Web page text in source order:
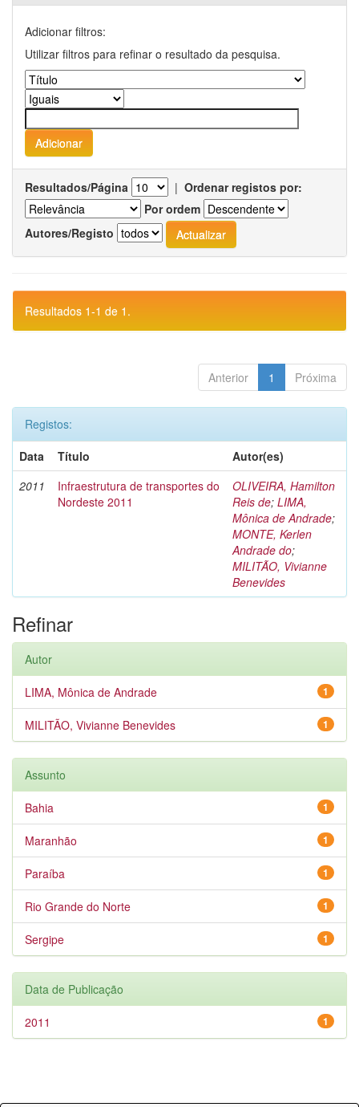
Adicionar filtros:
Utilizar filtros para refinar o resultado da pesquisa.
Resultados/Página | Ordenar registos por:
Por ordem
Autores/Registo
Resultados 1-1 de 1.
Anterior 1 Próxima
Registos:
Data
Título
Autor(es)
2011
Infraestrutura de transportes do
Nordeste 2011
OLIVEIRA, Hamilton
Reis de; LIMA,
Mônica de Andrade;
MONTE, Kerlen
Andrade do;
MILITÃO, Vivianne
Benevides
Refinar
Autor
1
LIMA, Mônica de Andrade
1
MILITÃO, Vivianne Benevides
Assunto
1
Bahia
1
Maranhão
1
Paraíba
1
Rio Grande do Norte
1
Sergipe
Data de Publicação
1
2011